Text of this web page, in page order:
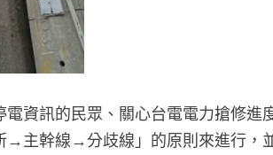
資訊的民眾、關心台電電力搶修進
→主幹線→分歧線」的原則來進行，